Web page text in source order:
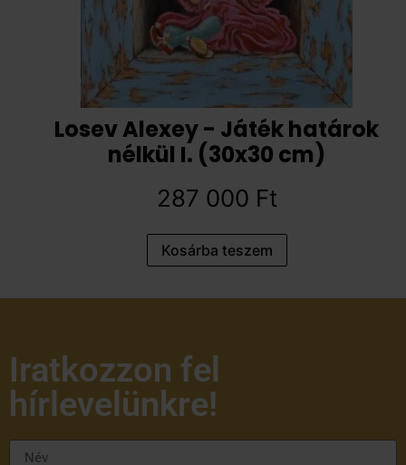
Losev Alexey - Játék határok
nélkül I. (30x30 cm)
287 000 Ft
Kosárba teszem
Iratkozzon fel
hírlevelünkre!